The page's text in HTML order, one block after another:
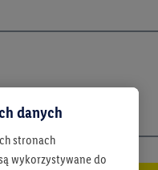
danych
stronach
wykorzystywane do